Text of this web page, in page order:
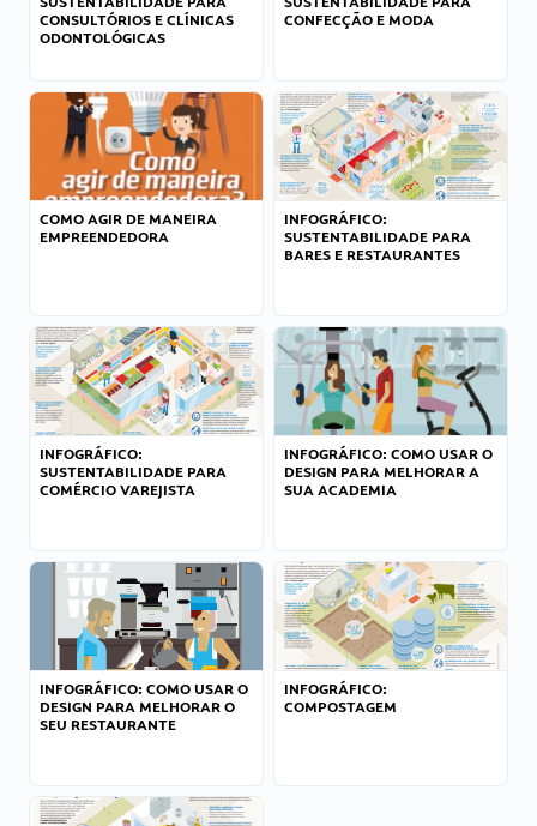
CONSULTÓRIOS E CLÍNICAS
ODONTOLÓGICAS
CONFECÇÃO E MODA
COMO AGIR DE MANEIRA
EMPREENDEDORA
INFOGRÁFICO:
SUSTENTABILIDADE PARA
BARES E RESTAURANTES
INFOGRÁFICO:
SUSTENTABILIDADE PARA
COMÉRCIO VAREJISTA
INFOGRÁFICO: COMO USAR O
DESIGN PARA MELHORAR A
SUA ACADEMIA
INFOGRÁFICO: COMO USAR O
DESIGN PARA MELHORAR O
SEU RESTAURANTE
INFOGRÁFICO:
COMPOSTAGEM